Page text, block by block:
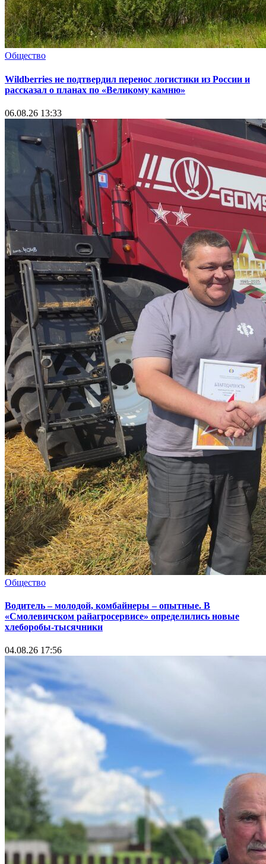
Общество
Wildberries не подтвердил перенос логистики из России и
рассказал о планах по «Великому камню»
06.08.26 13:33
Общество
Водитель – молодой, комбайнеры – опытные. В
«Смолевичском райагросервисе» определились новые
хлеборобы-тысячники
04.08.26 17:56